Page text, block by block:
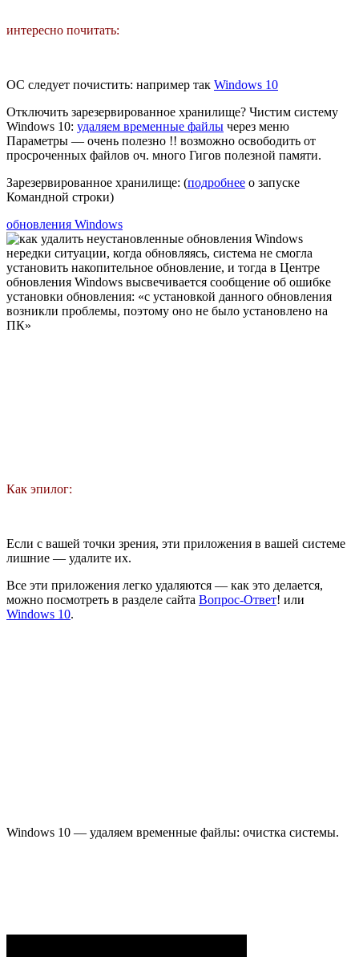
интересно почитать:
ОС следует почистить: например так Windows 10
Отключить зарезервированное хранилище? Чистим систему
Windows 10: удаляем временные файлы через меню
Параметры — очень полезно !! возможно освободить от
просроченных файлов оч. много Гигов полезной памяти.
Зарезервированное хранилище: (подробнее о запуске
Командной строки)
обновления Windows
нередки ситуации, когда обновляясь, система не смогла
установить накопительное обновление, и тогда в Центре
обновления Windows высвечивается сообщение об ошибке
установки обновления: «с установкой данного обновления
возникли проблемы, поэтому оно не было установлено на
ПК»
Как эпилог:
Если с вашей точки зрения, эти приложения в вашей системе
лишние — удалите их.
Все эти приложения легко удаляются — как это делается,
можно посмотреть в разделе сайта Вопрос-Ответ! или
Windows 10.
Windows 10 — удаляем временные файлы: очистка системы.